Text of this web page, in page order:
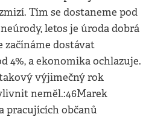
Tím se dostaneme pod
letos je úroda dobrá
začínáme dostávat
4%, a ekonomika ochlazuje.
výjimečný rok
neměl.:46Marek
pracujících občanů